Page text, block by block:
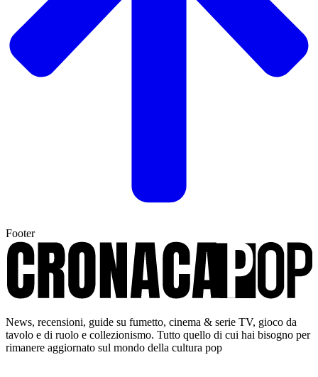
Footer
News, recensioni, guide su fumetto, cinema & serie TV, gioco da
tavolo e di ruolo e collezionismo. Tutto quello di cui hai bisogno per
rimanere aggiornato sul mondo della cultura pop